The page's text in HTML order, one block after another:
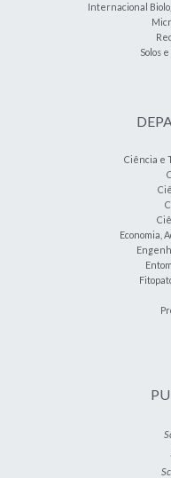
Internacional
Solos
Ciência e
Economia,